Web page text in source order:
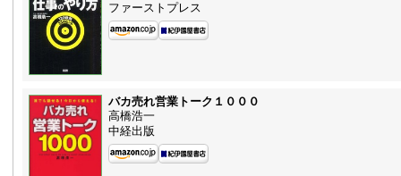
ファーストプレス
バカ売れ営業トーク１０００
高橋浩一
中経出版